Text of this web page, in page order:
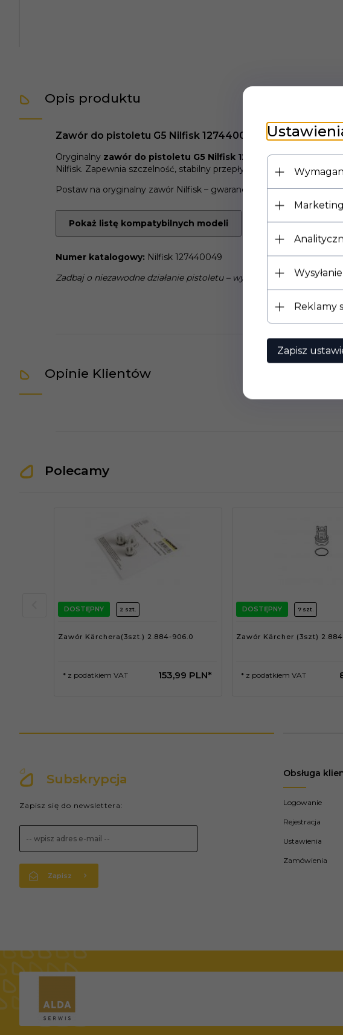
Opis produktu
Zawór do pistoletu G5 Nilfisk 127440049 – kontrola
Oryginalny zawór do pistoletu G5 Nilfisk 127440049to
Nilfisk. Zapewnia szczelność, stabilny przepływ wody i
Postaw na oryginalny zawór Nilfisk – gwarancja pełnej
Pokaż listę kompatybilnych modeli
Numer katalogowy: Nilfisk 127440049
Zadbaj o niezawodne działanie pistoletu – wybierz oryginalny
Opinie Klientów
Polecamy
DOSTĘPNY 2 szt.
Zawór Kärchera(3szt.) 2.884-906.0
153,99 PLN*
* z podatkiem VAT
DOSTĘPNY 7 szt.
Zawór Kärcher (3szt)
* z podatkiem VAT
Subskrypcja
Zapisz się do newslettera:
Zapisz
Obsługa
Logowanie
Rejestracja
Ustawienia
Zamówienia
Reklamy
Zapisz